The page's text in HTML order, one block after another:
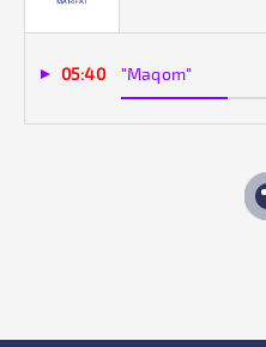
05:40 "Maqom"